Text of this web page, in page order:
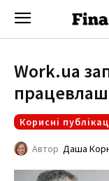
Work.ua
Корисні
Автор Даша